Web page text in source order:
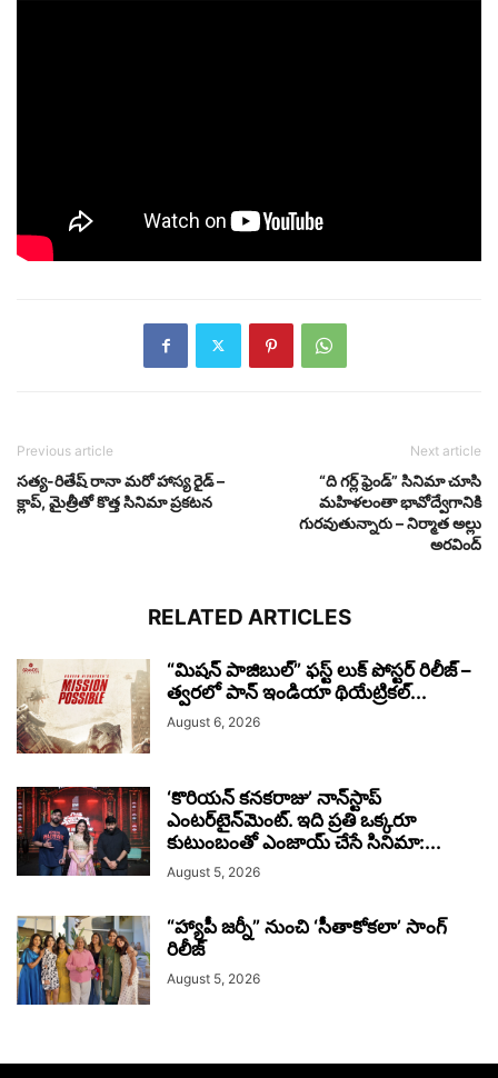
Previous article
సత్య-రితేష్ రానా మరో హాస్య రైడ్ –
క్లాప్, మైత్రీతో కొత్త సినిమా ప్రకటన
Next article
“ది గర్ల్ ఫ్రెండ్” సినిమా చూసి
మహిళలంతా భావోద్వేగానికి
గురవుతున్నారు – నిర్మాత అల్లు
అరవింద్
RELATED ARTICLES
“మిషన్ పాజిబుల్” ఫస్ట్ లుక్ పోస్టర్ రిలీజ్ –
త్వరలో పాన్ ఇండియా థియేట్రికల్...
August 6, 2026
‘కొరియన్ కనకరాజు’ నాన్‌స్టాప్
ఎంటర్‌టైన్‌మెంట్. ఇది ప్రతి ఒక్కరూ
కుటుంబంతో ఎంజాయ్ చేసే సినిమా:...
August 5, 2026
“హ్యాపీ జర్నీ” నుంచి ‘సీతాకోకలా’ సాంగ్
రిలీజ్
August 5, 2026